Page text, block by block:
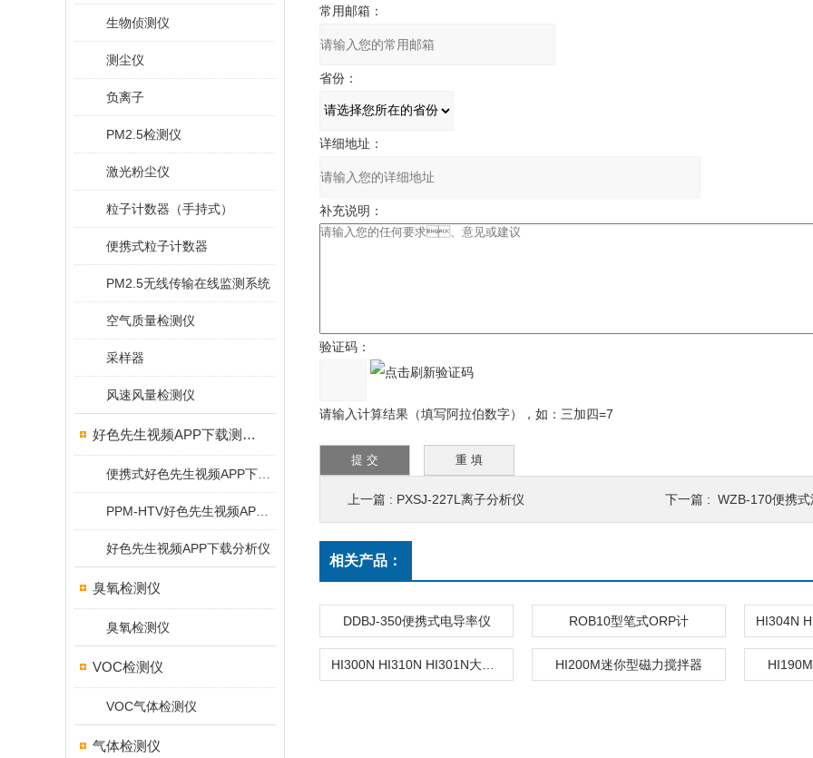
生物侦测仪
测尘仪
负离子
PM2.5检测仪
激光粉尘仪
粒子计数器（手持式）
便携式粒子计数器
PM2.5无线传输在线监测系统
空气质量检测仪
采样器
风速风量检测仪
好色先生视频APP下载测试仪
好色先生视频APP下载分析仪
臭氧检测仪
臭氧检测仪
VOC检测仪
VOC气体检测仪
气体检测仪
常用邮箱：
省份：
详细地址：
补充说明：
验证码：
请输入计算结果（填写阿拉伯数字），如：三加四=7
上一篇 : PXSJ-227L离子分析仪 下一篇 : WZB-170便携式
相关产品：
DDBJ-350便携式电导率仪 ROB10型笔式ORP计
HI200M迷你型磁力搅拌器